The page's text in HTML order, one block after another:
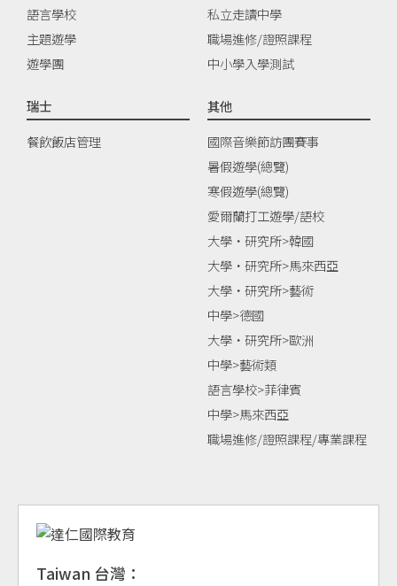
語言學校
主題遊學
遊學團
私立走讀中學
職場進修/證照課程
中小學入學測試
瑞士
餐飲飯店管理
其他
國際音樂節訪團賽事
暑假遊學(總覽)
寒假遊學(總覽)
愛爾蘭打工遊學/語校
大學‧研究所>韓國
大學‧研究所>馬來西亞
大學‧研究所>藝術
中學>德國
大學‧研究所>歐洲
中學>藝術類
語言學校>菲律賓
中學>馬來西亞
職場進修/證照課程/專業課程
Taiwan 台灣：